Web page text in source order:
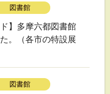
図書館
】多摩六都図書館
。（各市の特設展
図書館